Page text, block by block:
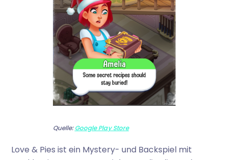
Quelle:Google Play Store
Love & Pies ist ein Mystery- und Backspiel mit